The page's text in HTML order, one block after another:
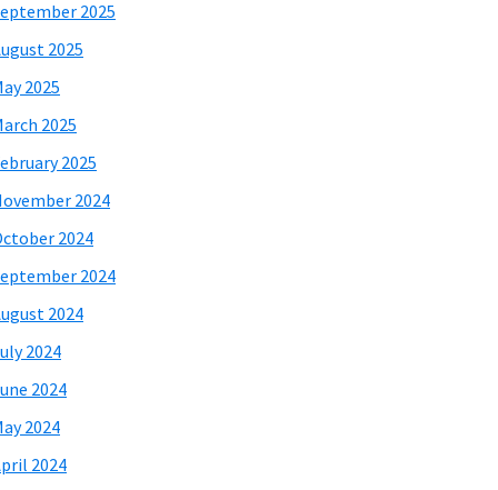
2025
2025
2025
2025
2025
2024
2024
2024
2024
2024
2024
2024
2024